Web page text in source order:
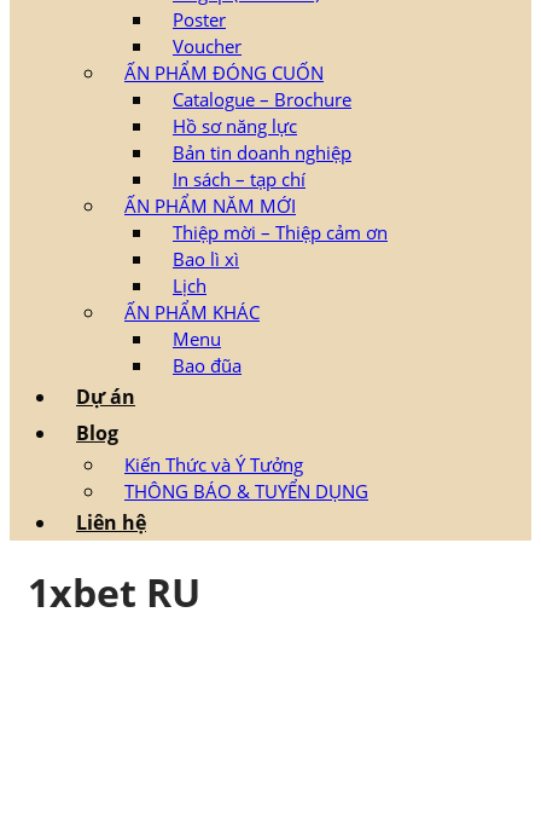
Poster
Voucher
ẤN PHẨM ĐÓNG CUỐN
Catalogue – Brochure
Hồ sơ năng lực
Bản tin doanh nghiệp
In sách – tạp chí
ẤN PHẨM NĂM MỚI
Thiệp mời – Thiệp cảm ơn
Bao lì xì
Lịch
ẤN PHẨM KHÁC
Menu
Bao đũa
Dự án
Blog
Kiến Thức và Ý Tưởng
THÔNG BÁO & TUYỂN DỤNG
Liên hệ
1xbet RU